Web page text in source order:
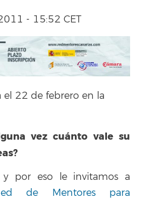
- 15:52 CET
el 22 de febrero en la
vez cuánto vale su
y por eso le invitamos a
de Mentores para